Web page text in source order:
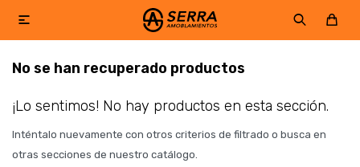

No se han recuperado productos
¡Lo sentimos! No hay productos en esta sección.
Inténtalo nuevamente con otros criterios de filtrado o busca en
otras secciones de nuestro catálogo.